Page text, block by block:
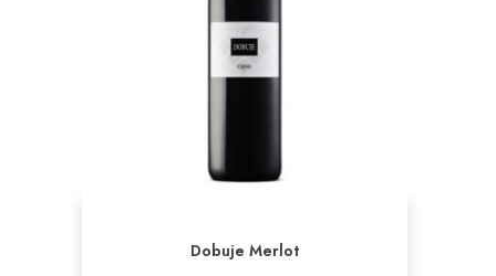
Dobuje Merlot